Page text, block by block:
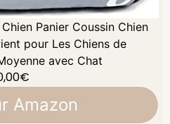
Panier Coussin Chien
pour Les Chiens de
avec Chat
€
Amazon